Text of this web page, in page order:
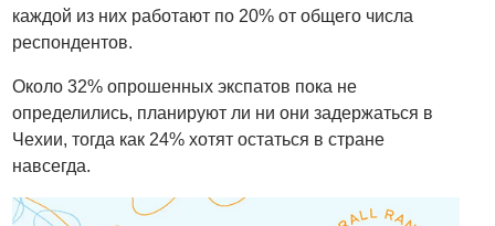
каждой из них работают по 20% от общего числа
респондентов.
Около 32% опрошенных экспатов пока не
определились, планируют ли ни они задержаться в
Чехии, тогда как 24% хотят остаться в стране
навсегда.